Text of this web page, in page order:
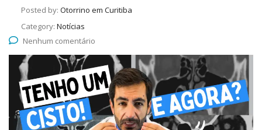
Posted by: Otorrino em Curitiba
Category: Notícias
Nenhum comentário